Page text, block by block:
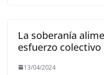
La soberanía
esfuerzo colectivo
13/04/2024